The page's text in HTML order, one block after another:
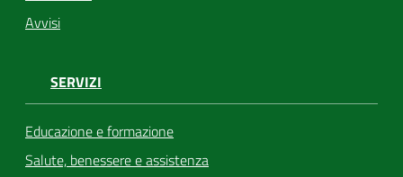
Avvisi
SERVIZI
Educazione e formazione
Salute, benessere e assistenza